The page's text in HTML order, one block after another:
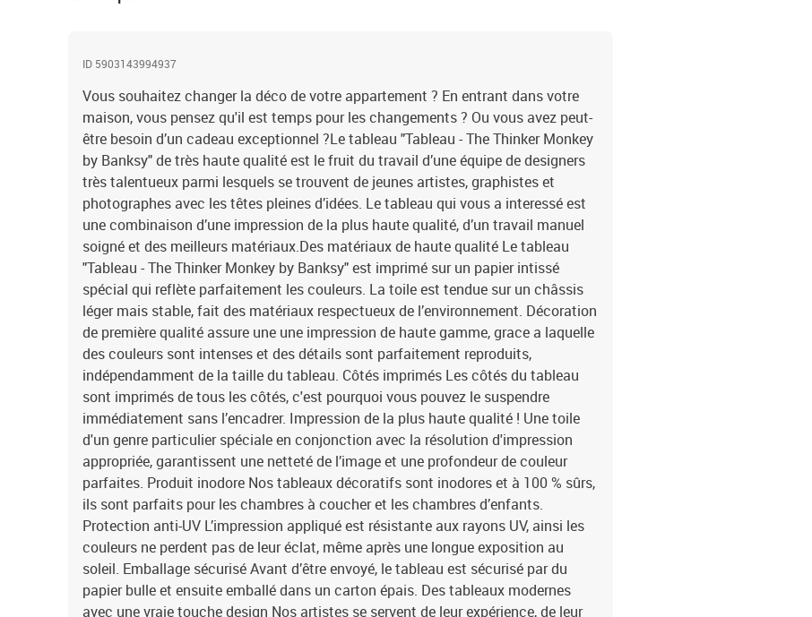
ID 5903143994937
Vous souhaitez changer la déco de votre appartement ? En entrant dans votre
maison, vous pensez qu'il est temps pour les changements ? Ou vous avez peut-
être besoin d’un cadeau exceptionnel ?Le tableau "Tableau - The Thinker Monkey
by Banksy" de très haute qualité est le fruit du travail d’une équipe de designers
très talentueux parmi lesquels se trouvent de jeunes artistes, graphistes et
photographes avec les têtes pleines d’idées. Le tableau qui vous a interessé est
une combinaison d’une impression de la plus haute qualité, d’un travail manuel
soigné et des meilleurs matériaux.Des matériaux de haute qualité Le tableau
"Tableau - The Thinker Monkey by Banksy" est imprimé sur un papier intissé
spécial qui reflète parfaitement les couleurs. La toile est tendue sur un châssis
léger mais stable, fait des matériaux respectueux de l’environnement. Décoration
de première qualité assure une une impression de haute gamme, grace a laquelle
des couleurs sont intenses et des détails sont parfaitement reproduits,
indépendamment de la taille du tableau. Côtés imprimés Les côtés du tableau
sont imprimés de tous les côtés, c'est pourquoi vous pouvez le suspendre
immédiatement sans l’encadrer. Impression de la plus haute qualité ! Une toile
d'un genre particulier spéciale en conjonction avec la résolution d'impression
appropriée, garantissent une netteté de l’image et une profondeur de couleur
parfaites. Produit inodore Nos tableaux décoratifs sont inodores et à 100 % sûrs,
ils sont parfaits pour les chambres à coucher et les chambres d’enfants.
Protection anti-UV L’impression appliqué est résistante aux rayons UV, ainsi les
couleurs ne perdent pas de leur éclat, même après une longue exposition au
soleil. Emballage sécurisé Avant d’être envoyé, le tableau est sécurisé par du
papier bulle et ensuite emballé dans un carton épais. Des tableaux modernes
avec une vraie touche design Nos artistes se servent de leur expérience, de leur